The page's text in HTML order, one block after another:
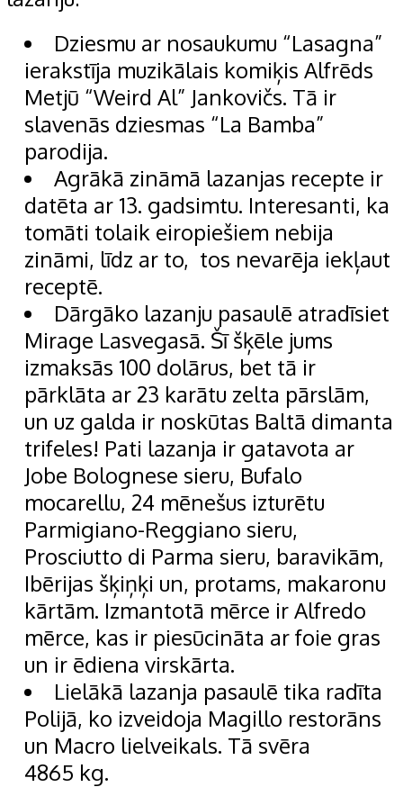
Dziesmu ar nosaukumu “Lasagna”
ierakstīja muzikālais komiķis Alfrēds
Metjū “Weird Al” Jankovičs. Tā ir
slavenās dziesmas “La Bamba”
parodija.
Agrākā zināmā lazanjas recepte ir
datēta ar 13. gadsimtu. Interesanti, ka
tomāti tolaik eiropiešiem nebija
zināmi, līdz ar to, tos nevarēja iekļaut
receptē.
Dārgāko lazanju pasaulē atradīsiet
Mirage Lasvegasā. Šī šķēle jums
izmaksās 100 dolārus, bet tā ir
pārklāta ar 23 karātu zelta pārslām,
un uz galda ir noskūtas Baltā dimanta
trifeles! Pati lazanja ir gatavota ar
Jobe Bolognese sieru, Bufalo
mocarellu, 24 mēnešus izturētu
Parmigiano-Reggiano sieru,
Prosciutto di Parma sieru, baravikām,
Ibērijas šķiņķi un, protams, makaronu
kārtām. Izmantotā mērce ir Alfredo
mērce, kas ir piesūcināta ar foie gras
un ir ēdiena virskārta.
Lielākā lazanja pasaulē tika radīta
Polijā, ko izveidoja Magillo restorāns
un Macro lielveikals. Tā svēra
4865 kg.